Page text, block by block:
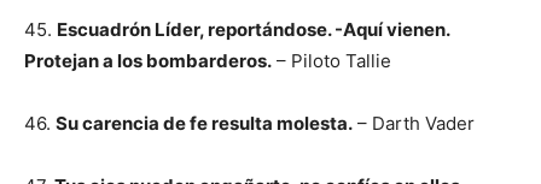
45. Escuadrón Líder, reportándose. -Aquí vienen.
Protejan a los bombarderos. – Piloto Tallie
46. Su carencia de fe resulta molesta. – Darth Vader